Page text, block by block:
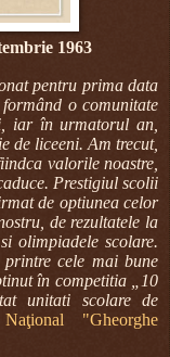
1963
pentru prima data
o comunitate
iar în urmatorul an,
de liceeni. Am trecut,
valorile noastre,
Prestigiul scolii
de optiunea celor
de rezultatele la
olimpiadele scolare.
cele mai bune
în competitia „10
unitati scolare de
"Gheorghe